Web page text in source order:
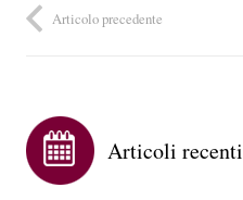
Articolo precedente
Articoli recenti